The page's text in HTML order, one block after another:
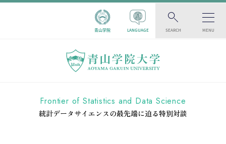
青山学院 LANGUAGE SEARCH MENU
Frontier of Statistics and Data Science
統計データサイエンスの最先端に迫る特別対談